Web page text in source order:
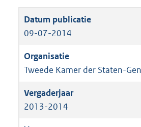
09-07-2014
Tweede Kamer der Staten-
2013-2014